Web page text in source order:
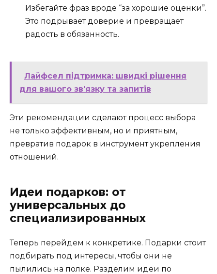
Избегайте фраз вроде “за хорошие оценки”.
Это подрывает доверие и превращает
радость в обязанность.
Лайфсел підтримка: швидкі рішення
для вашого зв'язку та запитів
Эти рекомендации сделают процесс выбора
не только эффективным, но и приятным,
превратив подарок в инструмент укрепления
отношений.
Идеи подарков: от
универсальных до
специализированных
Теперь перейдем к конкретике. Подарки стоит
подбирать под интересы, чтобы они не
пылились на полке. Разделим идеи по